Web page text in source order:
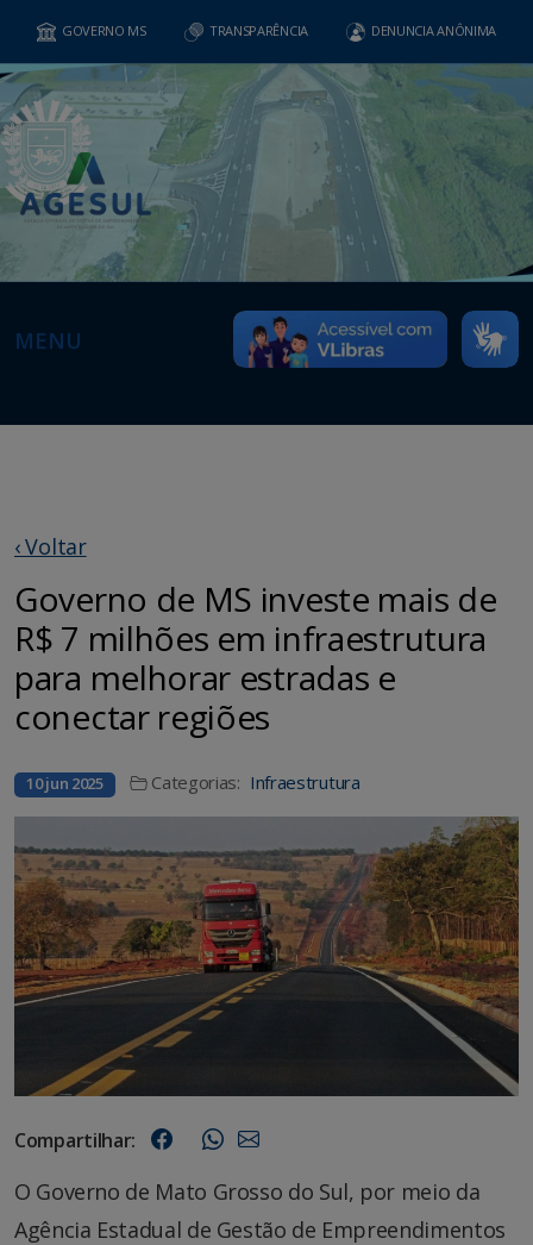
GOVERNO MS TRANSPARÊNCIA DENUNCIA ANÔNIMA
MENU
‹ Voltar
Governo de MS investe mais de
R$ 7 milhões em infraestrutura
para melhorar estradas e
conectar regiões
10 jun 2025 Categorias: Infraestrutura
Compartilhar:
O Governo de Mato Grosso do Sul, por meio da
Agência Estadual de Gestão de Empreendimentos